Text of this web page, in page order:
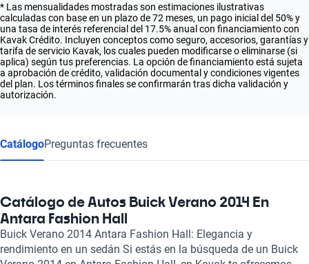
* Las mensualidades mostradas son estimaciones ilustrativas
calculadas con base en un plazo de 72 meses, un pago inicial del 50% y
una tasa de interés referencial del 17.5% anual con financiamiento con
Kavak Crédito. Incluyen conceptos como seguro, accesorios, garantías y
tarifa de servicio Kavak, los cuales pueden modificarse o eliminarse (si
aplica) según tus preferencias. La opción de financiamiento está sujeta
a aprobación de crédito, validación documental y condiciones vigentes
del plan. Los términos finales se confirmarán tras dicha validación y
autorización.
CatálogoPreguntas frecuentes
Catálogo de Autos Buick Verano 2014 En
Antara Fashion Hall
Buick Verano 2014 Antara Fashion Hall: Elegancia y
rendimiento en un sedán Si estás en la búsqueda de un Buick